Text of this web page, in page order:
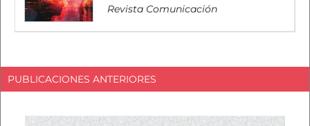
Revista Comunicación
PUBLICACIONES ANTERIORES